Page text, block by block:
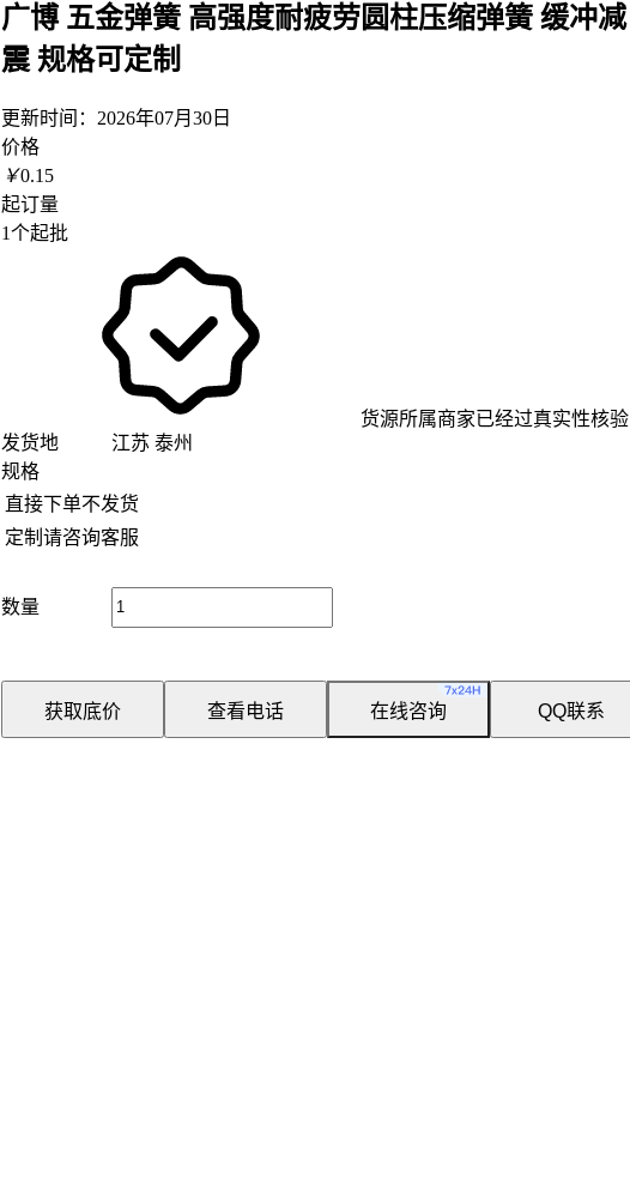
广博 五金弹簧 高强度耐疲劳圆柱压缩弹簧 缓冲减
震 规格可定制
更新时间： 2026年07月30日
价格
￥0.15
起订量
1个起批
货源所属商家已经过真实性核验
发货地
江苏 泰州
规格
直接下单不发货
定制请咨询客服
数量
获取底价 查看电话 在线咨询 QQ联系